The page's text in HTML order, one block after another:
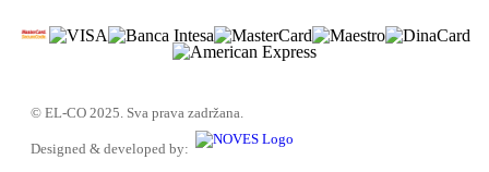
© EL-CO 2025. Sva prava zadržana.
Designed & developed by: